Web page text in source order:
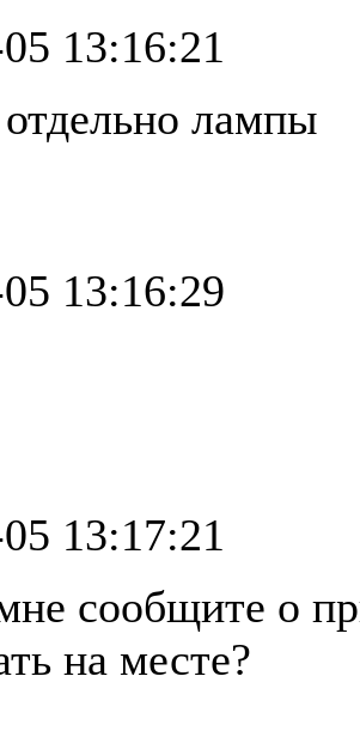
13:16:21
лампы
13:16:29
13:17:21
сообщите о
на месте?